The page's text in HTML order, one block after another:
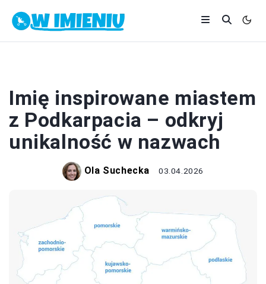
Imię inspirowane miastem
z Podkarpacia – odkryj
unikalność w nazwach
Ola Suchecka 03.04.2026